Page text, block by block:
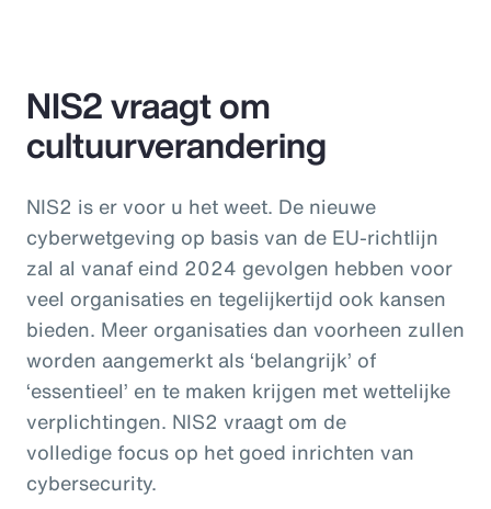
NIS2 vraagt om
cultuurverandering
NIS2 is er voor u het weet. De nieuwe
cyberwetgeving op basis van de EU-richtlijn
zal al vanaf eind 2024 gevolgen hebben voor
veel organisaties en tegelijkertijd ook kansen
bieden. Meer organisaties dan voorheen zullen
worden aangemerkt als ‘belangrijk’ of
‘essentieel’ en te maken krijgen met wettelijke
verplichtingen. NIS2 vraagt om de
volledige focus op het goed inrichten van
cybersecurity.